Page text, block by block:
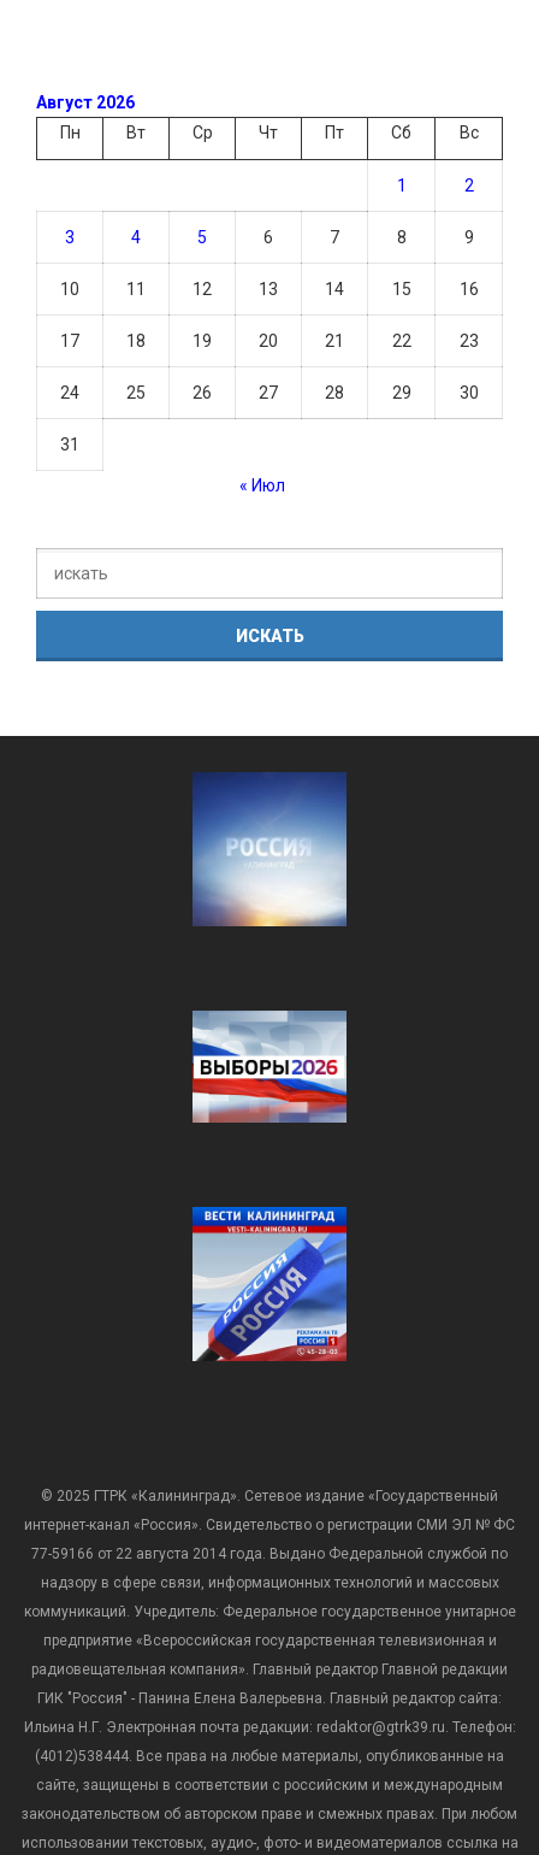
Август 2026
Пн
Вт Ср Чт Пт Сб Вс
1 2
3 4 5 6 7 8 9
10 11 12 13 14 15 16
17 18 19 20 21 22 23
24 25 26 27 28 29 30
31
« Июл
© 2025 ГТРК «Калининград». Сетевое издание «Государственный
интернет-канал «Россия». Свидетельство о регистрации СМИ ЭЛ № ФС
77-59166 от 22 августа 2014 года. Выдано Федеральной службой по
надзору в сфере связи, информационных технологий и массовых
коммуникаций. Учредитель: Федеральное государственное унитарное
предприятие «Всероссийская государственная телевизионная и
радиовещательная компания». Главный редактор Главной редакции
ГИК "Россия" - Панина Елена Валерьевна. Главный редактор сайта:
Ильина Н.Г. Электронная почта редакции: redaktor@gtrk39.ru. Телефон:
(4012)538444. Все права на любые материалы, опубликованные на
сайте, защищены в соответствии с российским и международным
законодательством об авторском праве и смежных правах. При любом
использовании текстовых, аудио-, фото- и видеоматериалов ссылка на